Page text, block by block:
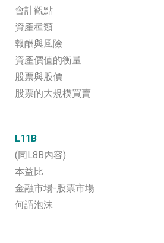
會計觀點
資產種類
報酬與風險
資產價值的衡量
股票與股價
股票的大規模買賣
L11B
(同L8B內容)
本益比
金融市場-股票市場
何謂泡沫